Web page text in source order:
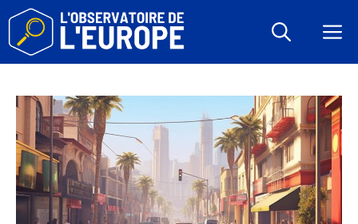
Aller
contenu